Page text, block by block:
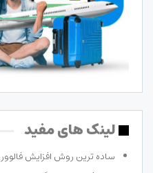
لینک های مفید
ساده ترین روش افزایش فالوور